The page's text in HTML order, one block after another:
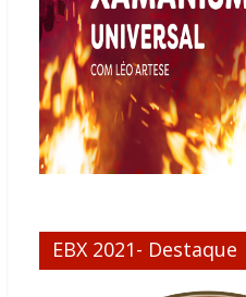
EBX 2021- Destaque